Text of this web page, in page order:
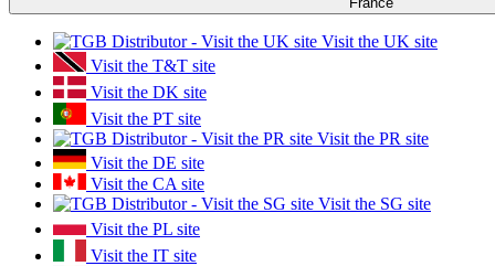
Visit the UK site
Visit the T&T site
Visit the DK site
Visit the PT site
Visit the PR site
Visit the DE site
Visit the CA site
Visit the SG site
Visit the PL site
Visit the IT site